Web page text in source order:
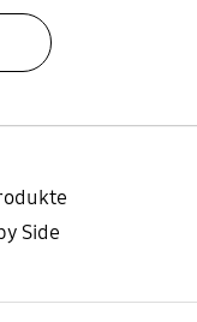
Side